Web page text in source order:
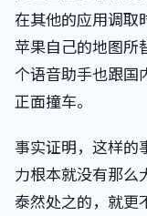
在其他的应用调取
苹果自己的地图所
个语音助手也跟国
正面撞车。
事实证明，这样的
力根本就没有那么
泰然处之的，就更